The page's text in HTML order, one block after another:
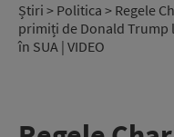
Știri > Politica > Regele
primiți de Donald Trump
în SUA | VIDEO